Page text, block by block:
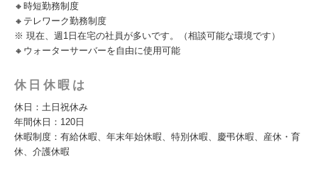
🔸時短勤務制度
🔸テレワーク勤務制度
※ 現在、週1日在宅の社員が多いです。（相談可能な環境です）
🔸ウォーターサーバーを自由に使用可能
休日休暇は
休日：土日祝休み
年間休日：120日
休暇制度：有給休暇、年末年始休暇、特別休暇、慶弔休暇、産休・育
休、介護休暇